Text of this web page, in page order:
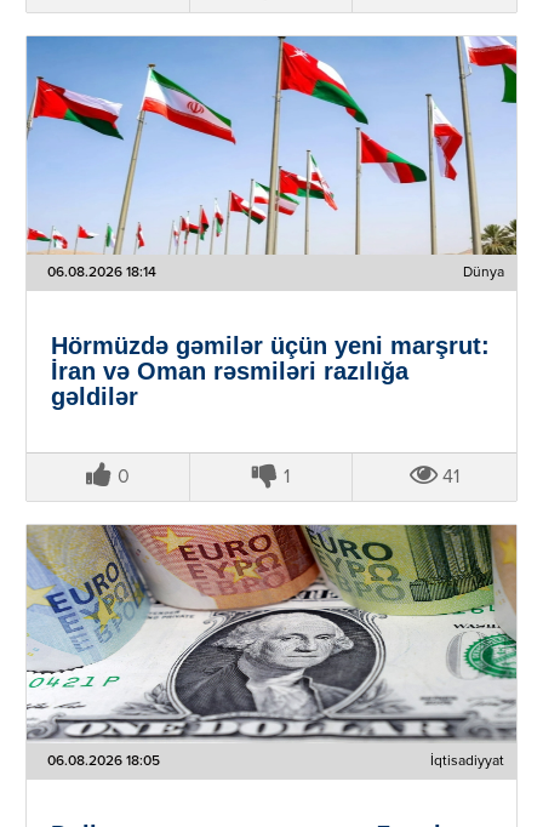
06.08.2026 18:14 Dünya
Hörmüzdə gəmilər üçün yeni marşrut:
İran və Oman rəsmiləri razılığa
gəldilər
0 1 41
06.08.2026 18:05 İqtisadiyyat